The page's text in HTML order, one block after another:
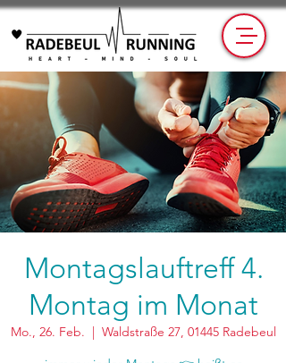
Montagslauftreff 4.
Montag im Monat
Mo., 26. Feb.
  |
Waldstraße 27, 01445 Radebeul